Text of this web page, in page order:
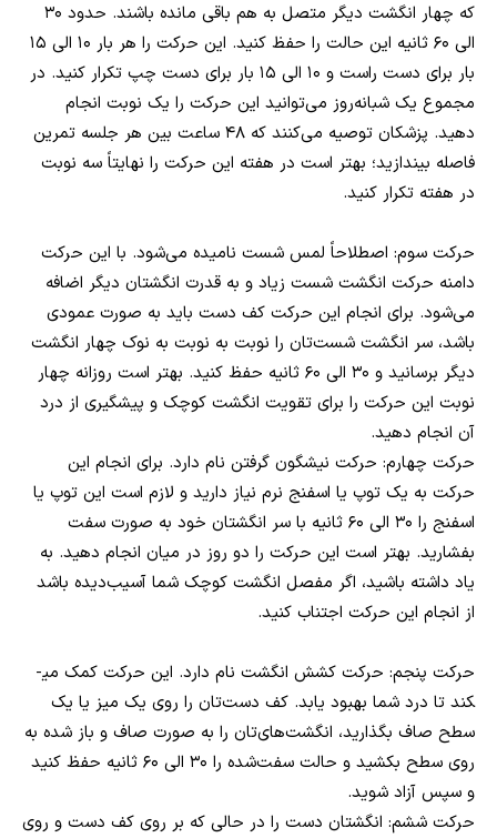
که چهار انگشت دیگر متصل به هم باقی مانده باشند. حدود ۳۰
الی ۶۰ ثانیه این حالت را حفظ کنید. این حرکت را هر بار ۱۰ الی ۱۵
بار برای دست راست و ۱۰ الی ۱۵ بار برای دست چپ تکرار کنید. در
مجموع یک شبانه‌روز می‌توانید این حرکت را یک نوبت انجام
دهید. پزشکان توصیه می‌کنند که ۴۸ ساعت بین هر جلسه تمرین
فاصله بیندازید؛ بهتر است در هفته این حرکت را نهایتاً سه نوبت
در هفته تکرار کنید.
حرکت سوم: اصطلاحاً لمس شست نامیده می‌شود. با این حرکت
دامنه حرکت انگشت شست زیاد و به قدرت انگشتان دیگر اضافه
می‌شود. برای انجام این حرکت کف دست باید به صورت عمودی
باشد، سر انگشت شست‌تان را نوبت به نوبت به نوک چهار انگشت
دیگر برسانید و ۳۰ الی ۶۰ ثانیه حفظ کنید. بهتر است روزانه چهار
نوبت این حرکت را برای تقویت انگشت کوچک و پیشگیری از درد
آن انجام دهید.
حرکت چهارم: حرکت نیشگون گرفتن نام دارد. برای انجام این
حرکت به یک توپ یا اسفنج نرم نیاز دارید و لازم است این توپ یا
اسفنج را ۳۰ الی ۶۰ ثانیه با سر انگشتان خود به صورت سفت
بفشارید. بهتر است این حرکت را دو روز در میان انجام دهید. به
یاد داشته باشید، اگر مفصل انگشت کوچک شما آسیب‌دیده باشد
از انجام این حرکت اجتناب کنید.
حرکت پنجم: حرکت کشش انگشت نام دارد. این حرکت کمک می­
کند تا درد شما بهبود یابد. کف دست‌تان را روی یک میز یا یک
سطح صاف بگذارید، انگشت‌های‌تان را به صورت صاف و باز شده به
روی سطح بکشید و حالت سفت‌شده را ۳۰ الی ۶۰ ثانیه حفظ کنید
و سپس آزاد شوید.
حرکت ششم: انگشتان دست را در حالی که بر روی کف دست و روی